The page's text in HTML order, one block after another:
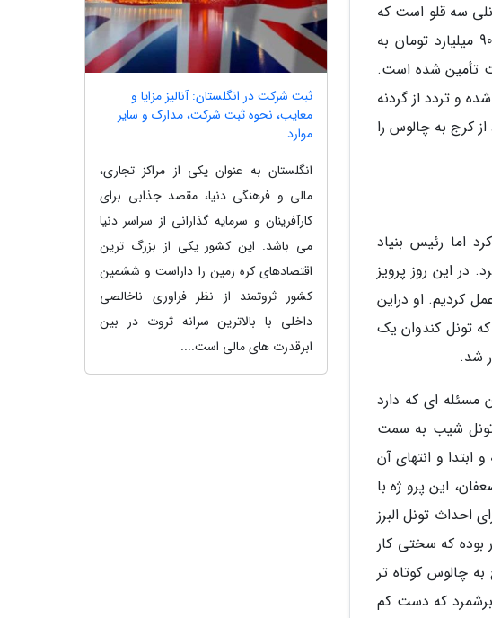
سه قلو است که
دارای تونل های مجزایی برای جهت رفت، برگشت و سرویس است که با هزینه ای معادل سه هزارو 900 میلیارد تومان به
درصد مابقی به وسیله دولت تأمین شده است.
و تردد از گردنه
کرج به چالوس را
اما رئیس بنیاد
در این روز پرویز
کردیم. او دراین
از این جهت از تونل کندوان عبور کنند و 60 سال است که تونل کندوان یک
مسئله ای که دارد
شیب به سمت
در تراز دوهزارو 400 متری قرار داشته و ابتدا و انتهای آن
این پرو ژه با
احداث تونل البرز
که سختی کار
این تونل 5.5 کیلومتر از جهت کرج به چالوس کوتاه تر
برشمرد که دست کم
ثبت شرکت در انگلستان: آنالیز مزایا و
معایب، نحوه ثبت شرکت، مدارک و سایر
موارد
انگلستان به عنوان یکی از مراکز تجاری،
مالی و فرهنگی دنیا، مقصد جذابی برای
کارآفرینان و سرمایه گذارانی از سراسر دنیا
می باشد. این کشور یکی از بزرگ ترین
اقتصادهای کره زمین را داراست و ششمین
کشور ثروتمند از نظر فراوری ناخالصی
داخلی با بالاترین سرانه ثروت در بین
ابرقدرت های مالی است....